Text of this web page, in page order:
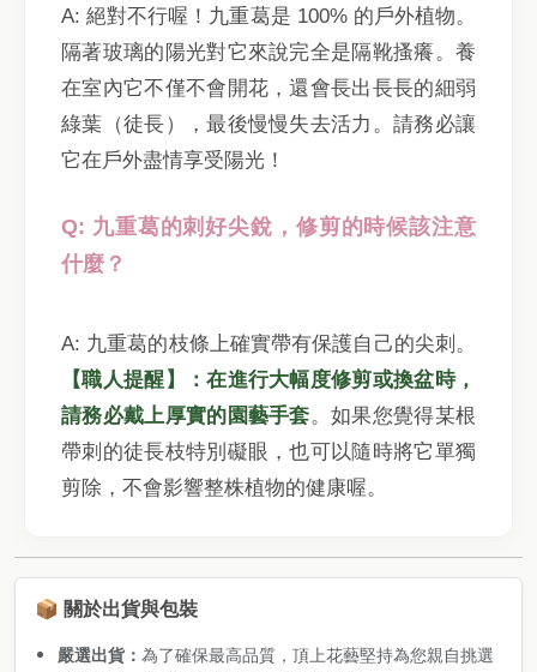
A: 絕對不行喔！九重葛是 100% 的戶外植物。
隔著玻璃的陽光對它來說完全是隔靴搔癢。養
在室內它不僅不會開花，還會長出長長的細弱
綠葉（徒長），最後慢慢失去活力。請務必讓
它在戶外盡情享受陽光！
Q: 九重葛的刺好尖銳，修剪的時候該注意
什麼？
A: 九重葛的枝條上確實帶有保護自己的尖刺。
【職人提醒】：在進行大幅度修剪或換盆時，
請務必戴上厚實的園藝手套。如果您覺得某根
帶刺的徒長枝特別礙眼，也可以隨時將它單獨
剪除，不會影響整株植物的健康喔。
📦 關於出貨與包裝
嚴選出貨：為了確保最高品質，頂上花藝堅持為您親自挑選